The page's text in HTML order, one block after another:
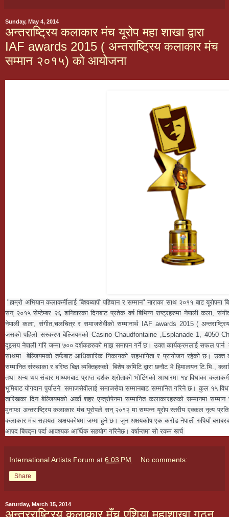
Sunday, May 4, 2014
अन्तराष्ट्रिय कलाकार मंच यूरोप महा शाखा द्वारा
IAF awards 2015 ( अन्तराष्ट्रिय कलाकार मंच
सम्मान २०१५) को आयोजना
"हाम्रो अभियान कलाकर्मीलाई बिश्वब्यापी पहिचान र सम्मान" नाराका साथ २०११ बाट यूरोपमा
सन् २०१५ सेप्टेम्बर २६ शनिवारका दिनबाट प्रतेक वर्ष बिभिन्न राष्ट्रहरुमा नेपाली कला,
नेपाली कला, संगीत,चलचित्र र समाजसेवीको सम्मानार्थ IAF awards 2015 (
जसको पहिलो सस्करण बेल्जियमको Casino Chaudfontaine ,Esplanade 1, 4050
दूइसय नेपाली गरि जम्मा ७०० दर्शकहरुको माझ समापन गर्ने छ। उक्त कार्यक्रमलाई सफल
साथमा  बेल्जियमको तर्फबाट आधिकारिक निकायको सहभागिता र प्रायोजन रहेको छ। उक्त
सम्मानित संस्थाका र बरिष्ठ बिज्ञ व्यक्तिहरुको  बिशेष कमिटि द्वारा छनौट भै हिमालयन टि.भि.,
तथा अन्य थप संचार माध्यमबाट प्राप्त दर्शक श्रोताको भोटिंगको आधारमा १४ विधाका
भूमिबाट योगदान पुर्याउने  समाजसेवीलाई समाजसेवा सम्मानबाट सम्मानित गरिने छ। कुल १५
तारिखका दिन बेल्जियमको अर्को शहर एन्त्रोपेनमा सम्मानित कलाकारहरुको सम्मानमा
मुनाफा अन्तराष्ट्रिय कलाकार मंच यूरोपले सन् २०१२ मा सम्पन्न यूरोप स्तरीय एक्कल नृत्य
कलाकार मंच सहायता अक्षयकोषमा जम्मा हुने छ। जुन अक्षयकोष एक करोड नेपाली रुपियाँ
आपद बिपद्मा पर्दा आवश्यक आर्थिक सहयोग गरिनेछ। वर्षान्तमा सो रकम खर्च
International Artists Forum at 6:03 PM No comments:
Share
Saturday, March 15, 2014